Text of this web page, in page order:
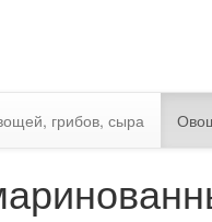
грибов, сыра